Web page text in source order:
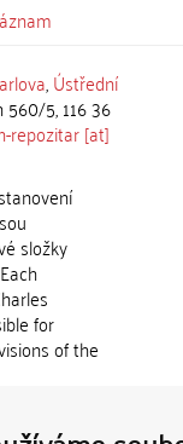
,Ústřední
5, 116 36
repozitar [at]
složky
for
of the
použity k